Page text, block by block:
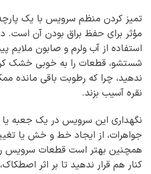
تمیز کردن منظم سرویس با یک
مؤثر برای حفظ براق بودن آن است.
استفاده از آب ولرم و صابون
شستشو، قطعات را به خوبی خشک
ندهید، چرا که رطوبت باقی مانده
نقره آسیب بزند.
نگهداری این سرویس در یک جعبه
جواهرات، از ایجاد خط و خش یا
همچنین بهتر است قطعات سرویس را
کنار هم قرار ندهید تا بر اثر